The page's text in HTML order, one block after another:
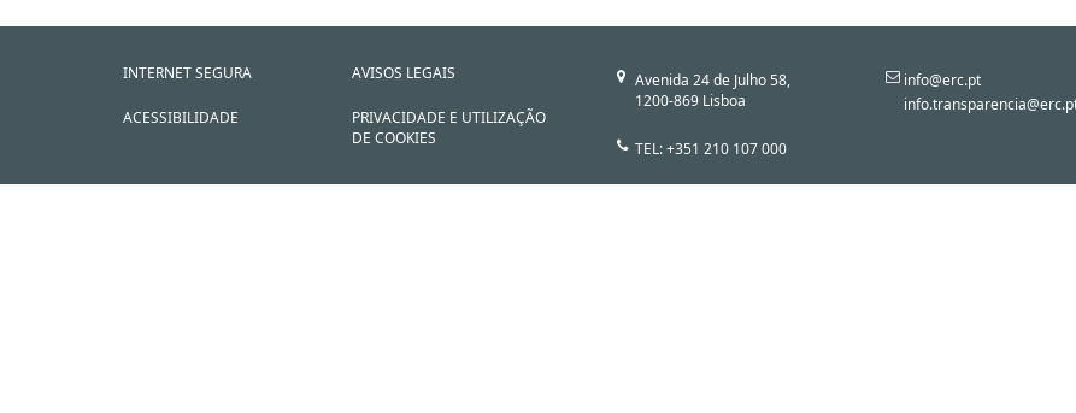
INTERNET SEGURA
ACESSIBILIDADE
AVISOS LEGAIS
PRIVACIDADE E UTILIZAÇÃO
DE COOKIES
Avenida 24 de Julho 58,
1200-869 Lisboa
TEL: +351 210 107 000
info@erc.pt